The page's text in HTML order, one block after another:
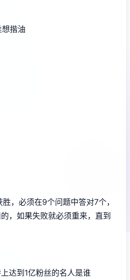
想揩油
，必须在9个问题中答对7个，
，如果失败就必须重来，直到
达到1亿粉丝的名人是谁